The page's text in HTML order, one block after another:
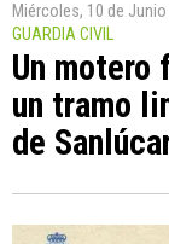
Miércoles, 10 de
GUARDIA CIVIL
Un motero
un tramo
de